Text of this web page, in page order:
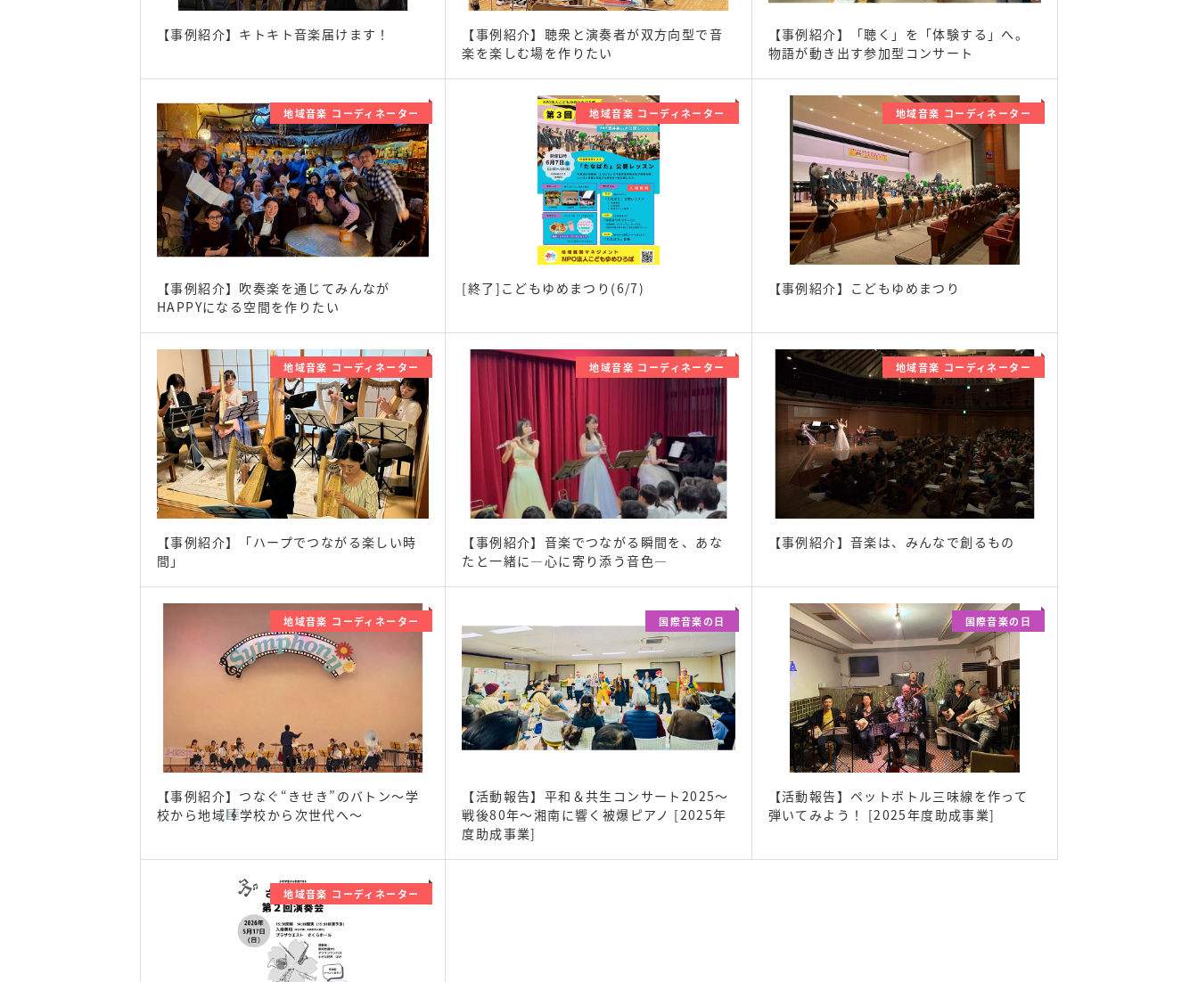
【事例紹介】キトキト音楽届けます！
【事例紹介】聴衆と演奏者が双方向型で音
楽を楽しむ場を作りたい
【事例紹介】「聴く」を「体験する」へ。
物語が動き出す参加型コンサート
地域音楽 コーディネーター
【事例紹介】吹奏楽を通じてみんなが
HAPPYになる空間を作りたい
地域音楽 コーディネーター
[終了]こどもゆめまつり(6/7)
地域音楽 コーディネーター
【事例紹介】こどもゆめまつり
地域音楽 コーディネーター
【事例紹介】「ハープでつながる楽しい時
間」
地域音楽 コーディネーター
【事例紹介】音楽でつながる瞬間を、あな
たと一緒に―心に寄り添う音色―
地域音楽 コーディネーター
【事例紹介】音楽は、みんなで創るもの
地域音楽 コーディネーター
【事例紹介】つなぐ“きせき”のバトン～学
校から地域
学校から次世代へ～
国際音楽の日
【活動報告】平和＆共生コンサート2025～
戦後80年～湘南に響く被爆ピアノ [2025年
度助成事業]
国際音楽の日
【活動報告】ペットボトル三味線を作って
弾いてみよう！ [2025年度助成事業]
地域音楽 コーディネーター